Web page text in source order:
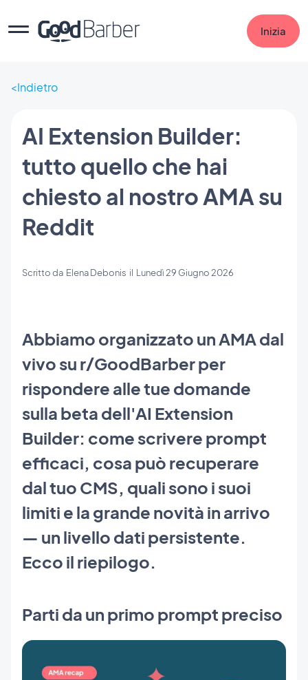
Inizia
Indietro
AI Extension Builder:
tutto quello che hai
chiesto al nostro AMA su
Reddit
Scritto da Elena Debonis il Lunedì 29 Giugno 2026
Abbiamo organizzato un AMA dal
vivo su r/GoodBarber per
rispondere alle tue domande
sulla beta dell'AI Extension
Builder: come scrivere prompt
efficaci, cosa può recuperare
dal tuo CMS, quali sono i suoi
limiti e la grande novità in arrivo
— un livello dati persistente.
Ecco il riepilogo.
Parti da un primo prompt preciso